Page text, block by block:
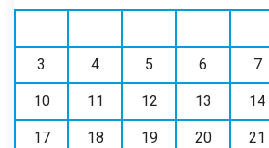
3 4 5 6 7
10 11 12 13 14
17 18 19 20 21